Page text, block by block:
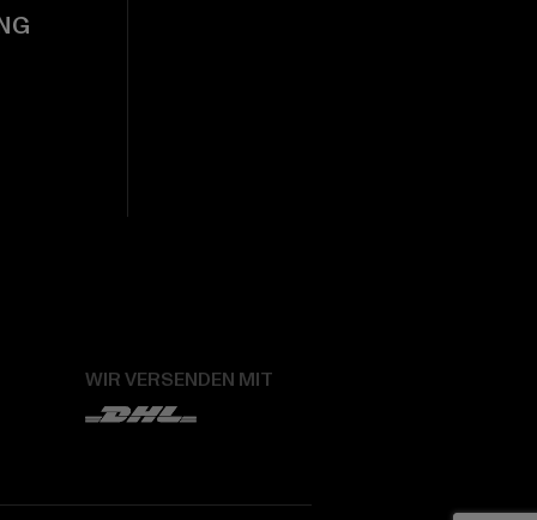
WIR VERSENDEN MIT